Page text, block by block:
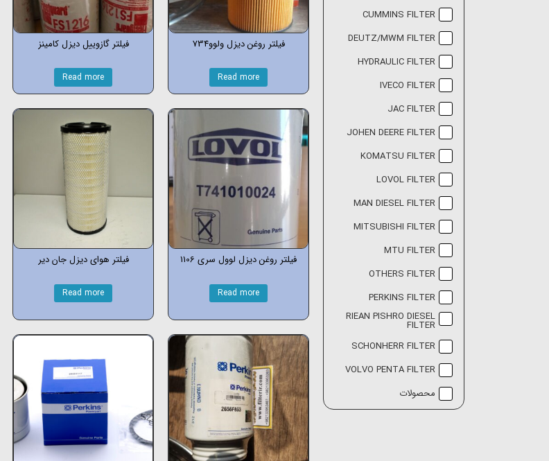
CUMMINS FILTER
DEUTZ/MWM FILTER
HYDRAULIC FILTER
IVECO FILTER
JAC FILTER
JOHEN DEERE FILTER
KOMATSU FILTER
LOVOL FILTER
MAN DIESEL FILTER
MITSUBISHI FILTER
MTU FILTER
OTHERS FILTER
PERKINS FILTER
RIEAN PISHRO DIESEL
FILTER
SCHONHERR FILTER
VOLVO PENTA FILTER
محصولات
فیلتر روغن دیزل ولوو734
Read more
فیلتر گازوییل دیزل کامینز
Read more
فیلتر روغن دیزل لوول سری 1106
Read more
فیلتر هوای دیزل جان دیر
Read more